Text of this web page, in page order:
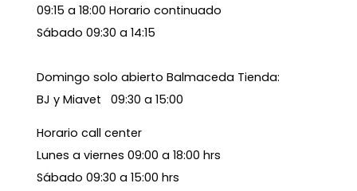
09:15 a 18:00 Horario continuado
Sábado 09:30 a 14:15
Domingo solo abierto Balmaceda Tienda:
BJ y Miavet 09:30 a 15:00
Horario call center
Lunes a viernes 09:00 a 18:00 hrs
Sábado 09:30 a 15:00 hrs